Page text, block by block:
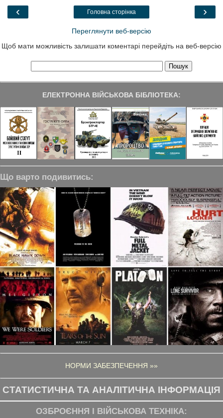
o
a
‹ ›
Головна сторінка
Переглянути веб-версію
Щоб мати можливість залишати коментарі перейдіть на веб-версію
ЕЛЕКТРОННА ВІЙСЬКОВА БІБЛІОТЕКА:
Що варто подивитись:
НОРМИ ЗАБЕЗПЕЧЕННЯ »»
СТАТИСТИЧНА ТА АНАЛІТИЧНА ІНФОРМАЦІЯ
ОЗБРОЄННЯ І ВІЙСЬКОВА ТЕХНІКА: